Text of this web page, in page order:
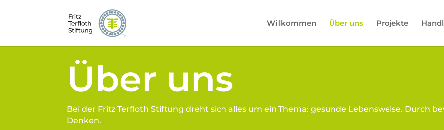
Willkommen Über uns Projekte
Über uns
Bei der Fritz Terfloth Stiftung dreht sich alles um ein Thema: gesunde Lebensweise. Durch
Denken.